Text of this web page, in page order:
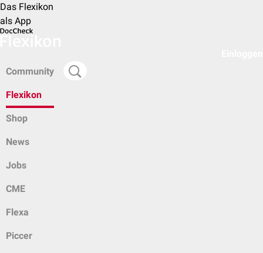
Das Flexikon
als App
Community
Flexikon
Shop
News
Jobs
CME
Flexa
Piccer